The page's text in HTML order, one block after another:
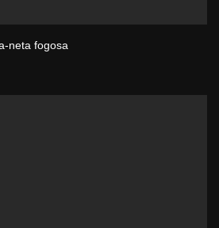
neta fogosa